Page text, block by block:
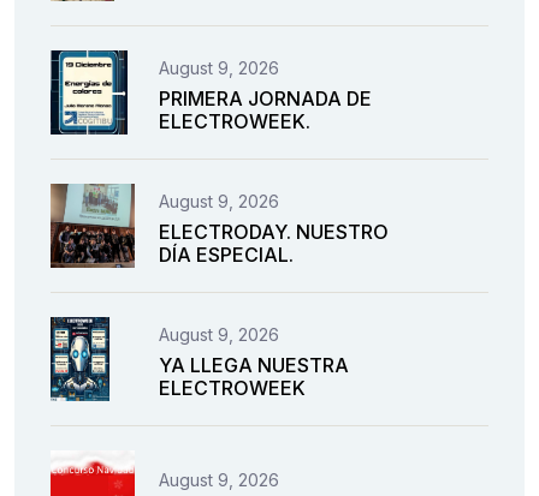
August 9, 2026
PRIMERA JORNADA DE
ELECTROWEEK.
August 9, 2026
ELECTRODAY. NUESTRO
DÍA ESPECIAL.
August 9, 2026
YA LLEGA NUESTRA
ELECTROWEEK
August 9, 2026